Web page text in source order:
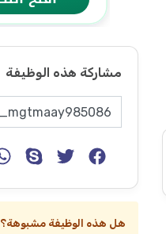
مشاركة هذه الوظيفة
هل هذه الوظيفة مشبوهة؟